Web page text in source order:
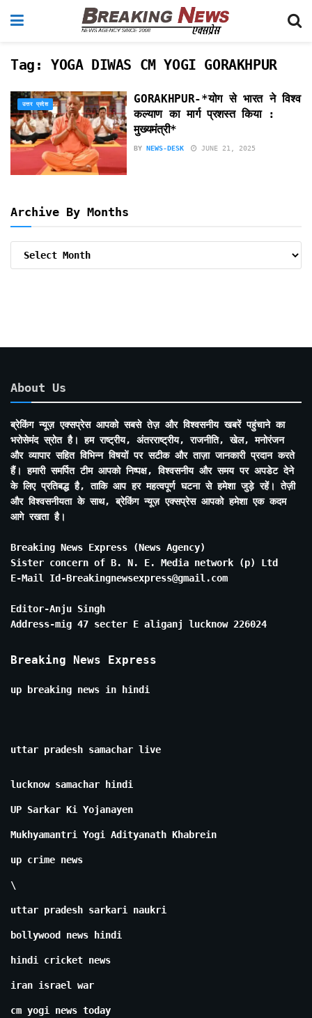
Tag: YOGA DIWAS CM YOGI GORAKHPUR
उत्तर प्रदेश
GORAKHPUR-*योग से भारत ने विश्व
कल्याण का मार्ग प्रशस्त किया :
मुख्यमंत्री*
BY NEWS-DESK JUNE 21, 2025
Archive By Months
About Us
ब्रेकिंग न्यूज़ एक्सप्रेस आपको सबसे तेज़ और विश्वसनीय खबरें पहुंचाने का
भरोसेमंद स्रोत है। हम राष्ट्रीय, अंतरराष्ट्रीय, राजनीति, खेल, मनोरंजन
और व्यापार सहित विभिन्न विषयों पर सटीक और ताज़ा जानकारी प्रदान करते
हैं। हमारी समर्पित टीम आपको निष्पक्ष, विश्वसनीय और समय पर अपडेट देने
के लिए प्रतिबद्ध है, ताकि आप हर महत्वपूर्ण घटना से हमेशा जुड़े रहें। तेज़ी
और विश्वसनीयता के साथ, ब्रेकिंग न्यूज़ एक्सप्रेस आपको हमेशा एक कदम
आगे रखता है।
Breaking News Express (News Agency)
Sister concern of B. N. E. Media network (p) Ltd
E-Mail Id-Breakingnewsexpress@gmail.com
Editor-Anju Singh
Address-mig 47 secter E aliganj lucknow 226024
Breaking News Express
up breaking news in hindi
uttar pradesh samachar live
lucknow samachar hindi
UP Sarkar Ki Yojanayen
Mukhyamantri Yogi Adityanath Khabrein
up crime news
\
uttar pradesh sarkari naukri
bollywood news hindi
hindi cricket news
iran israel war
cm yogi news today